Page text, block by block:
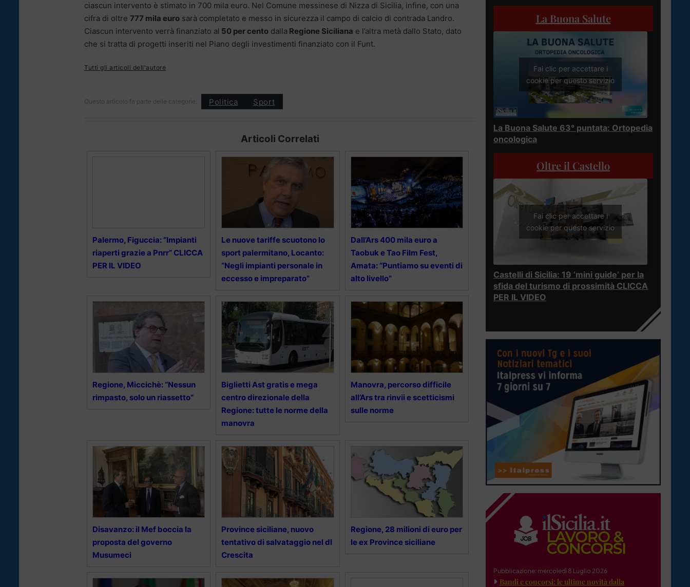
ciascun intervento è stimato in 700 mila euro. Nel Comune messinese di Nizza di Sicilia, infine, con una
cifra di oltre 777 mila euro sarà completato e messo in sicurezza il campo di calcio di contrada Landro.
Ciascun intervento verrà finanziato al 50 per cento dalla Regione Siciliana e l’altra metà dallo Stato, dato
che si tratta di progetti inseriti nel Piano degli investimenti finanziato con il Funt.
Tutti gli articoli dell'autore
Questo articolo fa parte delle categorie: Politica Sport
Articoli Correlati
Palermo, Figuccia: “Impianti
riaperti grazie a Pnrr” CLICCA
PER IL VIDEO
Le nuove tariffe scuotono lo
sport palermitano, Locanto:
“Negli impianti personale in
eccesso e impreparato”
Dall’Ars 400 mila euro a
Taobuk e Tao Film Fest,
Amata: “Puntiamo su eventi di
alto livello”
Regione, Miccichè: “Nessun
rimpasto, solo un riassetto”
Biglietti Ast gratis e mega
centro direzionale della
Regione: tutte le norme della
manovra
Manovra, percorso difficile
all’Ars tra rinvii e scetticismi
sulle norme
Disavanzo: il Mef boccia la
proposta del governo
Musumeci
Province siciliane, nuovo
tentativo di salvataggio nel dl
Crescita
Regione, 28 milioni di euro per
le ex Province siciliane
La Buona Salute
Fai clic per accettare i
cookie per questo servizio
La Buona Salute 63° puntata: Ortopedia
oncologica
Oltre il Castello
Fai clic per accettare i
cookie per questo servizio
Castelli di Sicilia: 19 ‘mini guide’ per la
sfida del turismo di prossimità CLICCA
PER IL VIDEO
Pubblicazione: mercoledì 8 Luglio 2026
Bandi e concorsi: le ultime novità dalla